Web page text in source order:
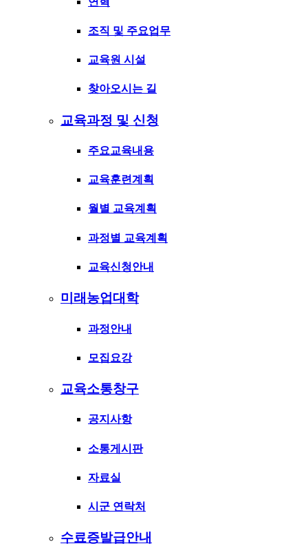
조직 및 주요업무
교육원 시설
찾아오시는 길
교육과정 및 신청
주요교육내용
교육훈련계획
월별 교육계획
과정별 교육계획
교육신청안내
미래농업대학
과정안내
모집요강
교육소통창구
공지사항
소통게시판
자료실
시군 연락처
수료증발급안내